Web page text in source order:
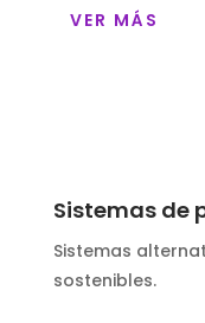
VER MÁS
Sistemas de
Sistemas
sostenibles.